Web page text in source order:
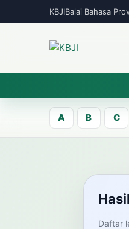
KBJIBalai Bahasa
A B C
Daftar